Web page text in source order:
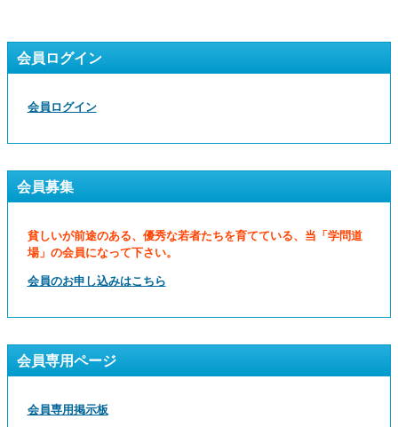
会員ログイン
会員ログイン
会員募集
貧しいが前途のある、優秀な若者たちを育てている、当「学問道
場」の会員になって下さい。
会員のお申し込みはこちら
会員専用ページ
会員専用掲示板